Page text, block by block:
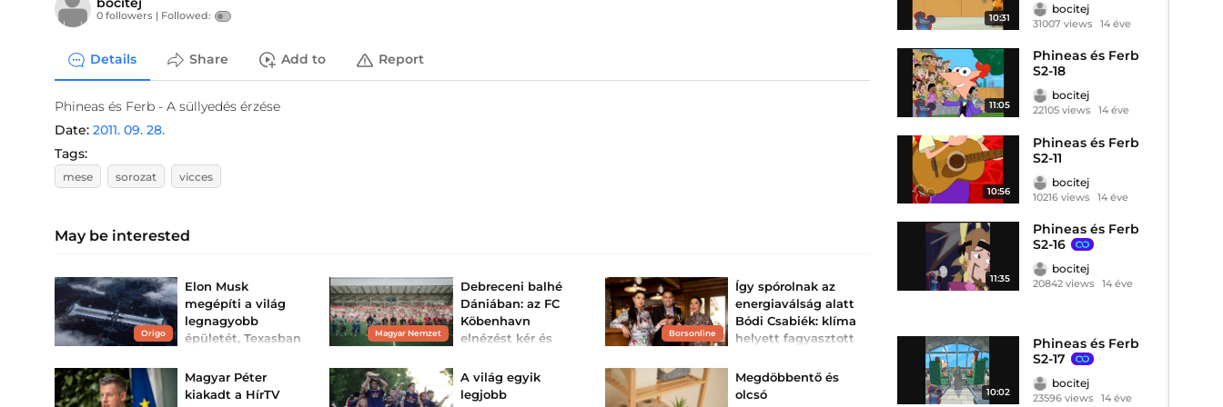
0 followers | Followed:
Details Share Add to Report
Phineas és Ferb - A süllyedés érzése
Date: 2011. 09. 28.
Tags:
mese sorozat vicces
May be interested
Origo
Elon Musk
megépíti a világ
legnagyobb
épületét, Texasban
chipgyár
A Tesla és a SpaceX
Texasban építi fel
Magyar Nemzet
Debreceni balhé
Dániában: az FC
Köbenhavn
elnézést kér és
követel
Szamba a szaunában – így
értékelte a dán sajtó a
Borsonline
Így spórolnak az
energiaválság alatt
Bódi Csabiék: klíma
helyett fagyasztott
haszná...
A Bódi család a klíma
helyett egy alternatív
Magyar Péter
kiakadt a HírTV
A világ egyik
legjobb
Megdöbbentő és
olcsó
10:31
bocitej
31007 views 14 éve
11:05
Phineas és Ferb
S2-18
bocitej
22105 views 14 éve
10:56
Phineas és Ferb
S2-11
bocitej
10216 views 14 éve
11:35
Phineas és Ferb
S2-16
bocitej
20842 views 14 éve
10:02
Phineas és Ferb
S2-17
bocitej
23596 views 14 éve